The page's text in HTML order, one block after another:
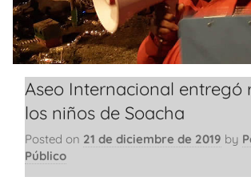
Aseo Internacional entregó
los niños de Soacha
Posted on 21 de diciembre de 2019 by
Público